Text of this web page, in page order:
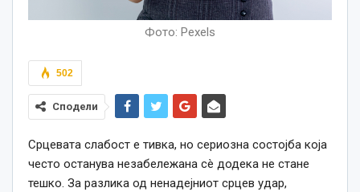
Фото: Pexels
502
Сподели
Срцевата слабост е тивка, но сериозна состојба која
често останува незабележана сè додека не стане
тешко. За разлика од ненадејниот срцев удар,